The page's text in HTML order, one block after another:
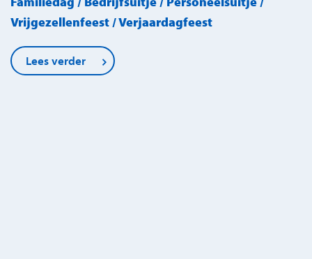
Vrijgezellenfeest / Verjaardagfeest
Lees verder